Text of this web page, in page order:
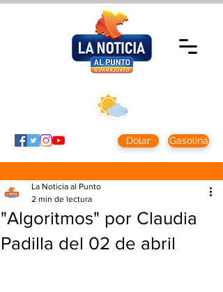
Dolar Gasolina
"Algoritmos" por Claudia
Padilla del 02 de abril
La Noticia al Punto
2 min de lectura